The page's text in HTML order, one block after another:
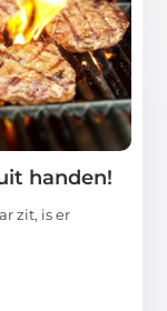
handen!
zit, is er